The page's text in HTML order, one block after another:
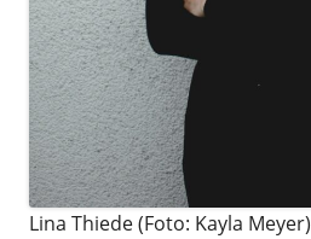
Lina Thiede (Foto: Kayla Meyer)